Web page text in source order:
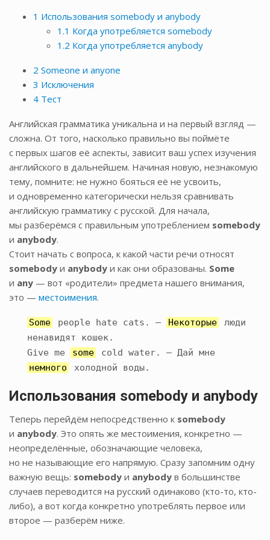
1 Использования somebody и anybody
1.1 Когда употребляется somebody
1.2 Когда употребляется anybody
2 Someone и anyone
3 Исключения
4 Тест
Английская грамматика уникальна и на первый взгляд —
сложна. От того, насколько правильно вы поймёте
с первых шагов её аспекты, зависит ваш успех изучения
английского в дальнейшем. Начиная новую, незнакомую
тему, помните: не нужно бояться её не усвоить,
и одновременно категорически нельзя сравнивать
английскую грамматику с русской. Для начала,
мы разберёмся с правильным употреблением somebody
и anybody.
Стоит начать с вопроса, к какой части речи относят
somebody и anybody и как они образованы. Some
и any — вот «родители» предмета нашего внимания,
это — местоимения.
Some people hate cats. — Некоторые
люди
ненавидят кошек.
Give me
some
cold water. — Дай мне
немного
холодной воды.
Использования somebody и anybody
Теперь перейдём непосредственно к somebody
и anybody. Это опять же местоимения, конкретно —
неопределённые, обозначающие человека,
но не называющие его напрямую. Сразу запомним одну
важную вещь: somebody и anybody в большинстве
случаев переводится на русский одинаково (кто-то, кто-
либо), а вот когда конкретно употреблять первое или
второе — разберём ниже.